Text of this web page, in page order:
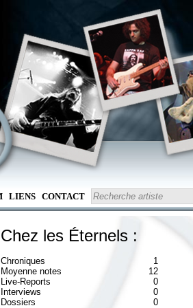
LIENS CONTACT
Chez les Éternels :
Chroniques
1
Moyenne notes
12
Live-Reports
0
Interviews
0
Dossiers
0